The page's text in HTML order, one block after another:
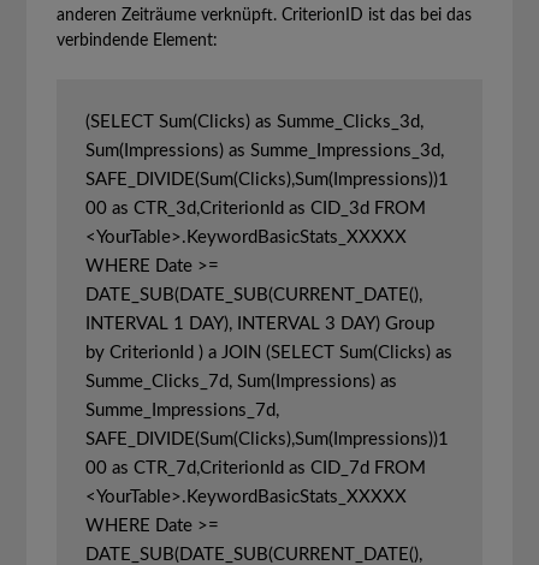
anderen Zeiträume verknüpft. CriterionID ist das bei das
verbindende Element:
(SELECT Sum(Clicks) as Summe_Clicks_3d,
Sum(Impressions) as Summe_Impressions_3d,
SAFE_DIVIDE(Sum(Clicks),Sum(Impressions))1
00 as CTR_3d,CriterionId as CID_3d FROM
<YourTable>.KeywordBasicStats_XXXXX
WHERE Date >=
DATE_SUB(DATE_SUB(CURRENT_DATE(),
INTERVAL 1 DAY), INTERVAL 3 DAY) Group
by CriterionId ) a JOIN (SELECT Sum(Clicks) as
Summe_Clicks_7d, Sum(Impressions) as
Summe_Impressions_7d,
SAFE_DIVIDE(Sum(Clicks),Sum(Impressions))1
00 as CTR_7d,CriterionId as CID_7d FROM
<YourTable>.KeywordBasicStats_XXXXX
WHERE Date >=
DATE_SUB(DATE_SUB(CURRENT_DATE(),